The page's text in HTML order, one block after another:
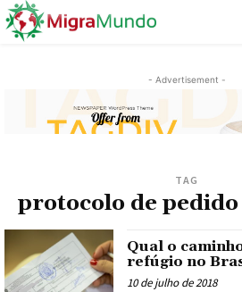
- Advertisement -
TAG
protocolo de
Qual o
refúgio no
10 de julho de 2018